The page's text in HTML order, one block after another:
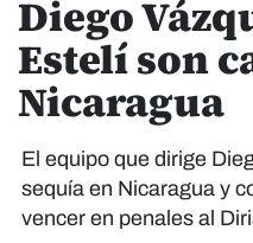
Diego
Estelí son
Nicaragua
El equipo que dirige
sequía en Nicaragua y
vencer en penales al